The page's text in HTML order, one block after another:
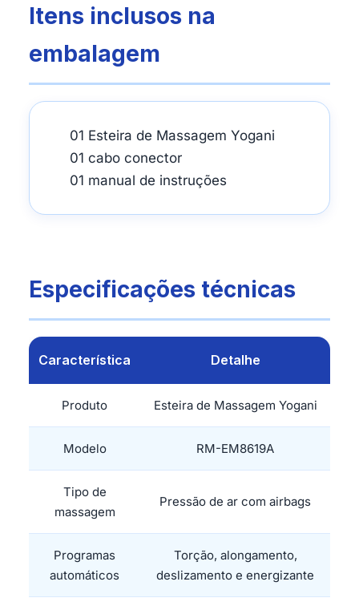
Itens inclusos na
embalagem
01 Esteira de Massagem Yogani
01 cabo conector
01 manual de instruções
Especificações técnicas
Característica Detalhe
Produto Esteira de Massagem Yogani
Modelo RM-EM8619A
Tipo de
massagem
Pressão de ar com airbags
Programas
automáticos
Torção, alongamento,
deslizamento e energizante